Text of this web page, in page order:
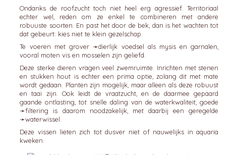
Ondanks de roofzucht toch niet heel erg agressief. Territoriaal
echter wel, reden om ze enkel te combineren met andere
robuuste soorten. En past het door de bek, dan is het wachten tot
dat gebeurt: kies niet te klein gezelschap.
Te voeren met grover ➛dierlijk voedsel als mysis en garnalen,
vooral moten vis en mosselen zijn geliefd.
Deze sterke dieren vragen veel zwemruimte. Inrichten met stenen
en stukken hout is echter een prima optie, zolang dit met mate
wordt gedaan. Planten zijn mogelijk, maar alleen als deze robuust
en taai zijn. Ook leidt de vraatzucht, en de daarmee gepaard
gaande ontlasting, tot snelle daling van de waterkwaliteit, goede
➛filtering is daarom noodzakelijk, met daarbij een geregelde
➛waterwissel
Deze vissen lieten zich tot dusver niet of nauwelijks in aquaria
kweken.